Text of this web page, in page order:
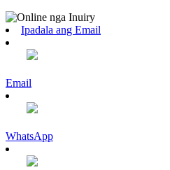
Ipadala ang Email
Email
WhatsApp